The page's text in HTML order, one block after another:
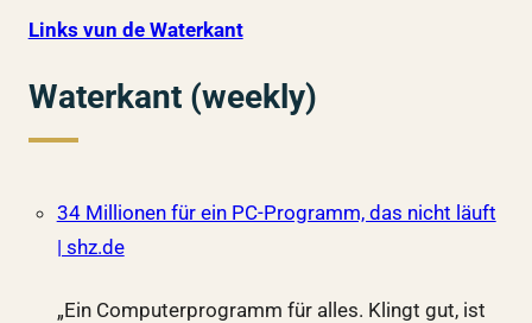
Links vun de Waterkant
Waterkant (weekly)
34 Millionen für ein PC-Programm, das nicht läuft
| shz.de
„Ein Computerprogramm für alles. Klingt gut, ist